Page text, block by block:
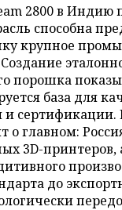
2800 в Индию
способна
крупное
порошка
база для
и сертификации.
о главном:
3D-
до